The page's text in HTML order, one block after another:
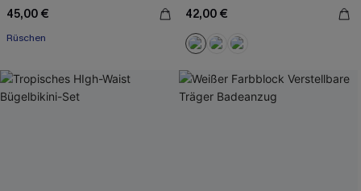
45,00 €
Rüschen
42,00 €